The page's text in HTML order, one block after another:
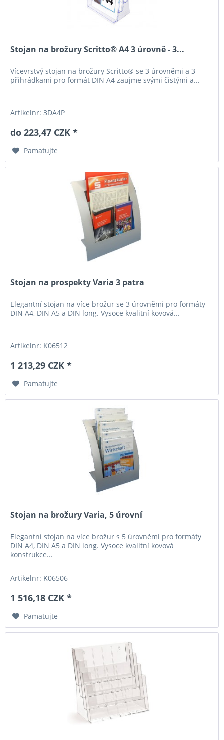
Stojan na brožury Scritto® A4 3 úrovně - 3...
Vícevrstvý stojan na brožury Scritto® se 3 úrovněmi a 3
přihrádkami pro formát DIN A4 zaujme svými čistými a...
Artikelnr: 3DA4P
do 223,47 CZK *
Pamatujte
Stojan na prospekty Varia 3 patra
Elegantní stojan na více brožur se 3 úrovněmi pro formáty
DIN A4, DIN A5 a DIN long. Vysoce kvalitní kovová...
Artikelnr: K06512
1 213,29 CZK *
Pamatujte
Stojan na brožury Varia, 5 úrovní
Elegantní stojan na více brožur s 5 úrovněmi pro formáty
DIN A4, DIN A5 a DIN long. Vysoce kvalitní kovová
konstrukce...
Artikelnr: K06506
1 516,18 CZK *
Pamatujte